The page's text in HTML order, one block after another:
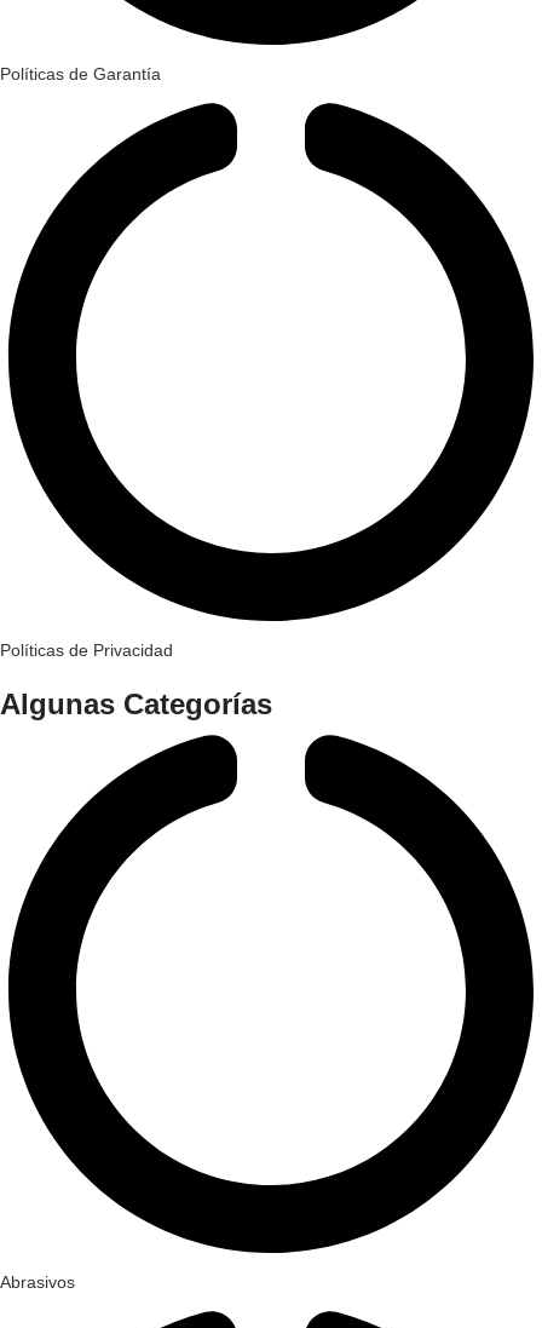
Políticas de Garantía
Políticas de Privacidad
Algunas Categorías
Abrasivos